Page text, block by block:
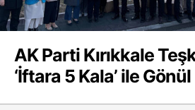
AK Parti Kırıkkale
‘İftara 5 Kala’ ile